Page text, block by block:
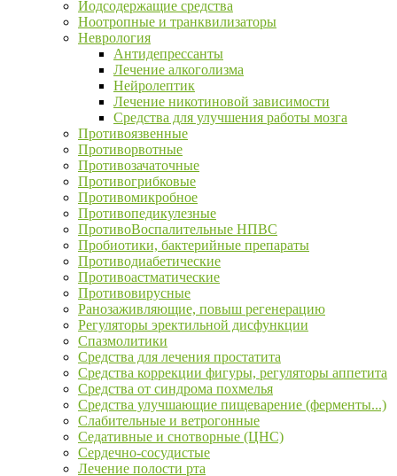
Йодсодержащие средства
Ноотропные и транквилизаторы
Неврология
Антидепрессанты
Лечение алкоголизма
Нейролептик
Лечение никотиновой зависимости
Средства для улучшения работы мозга
Противоязвенные
Противорвотные
Противозачаточные
Противогрибковые
Противомикробное
Противопедикулезные
ПротивоВоспалительные НПВС
Пробиотики, бактерийные препараты
Противодиабетические
Противоастматические
Противовирусные
Ранозаживляющие, повыш регенерацию
Регуляторы эректильной дисфункции
Спазмолитики
Средства для лечения простатита
Средства коррекции фигуры, регуляторы аппетита
Средства от синдрома похмелья
Средства улучшающие пищеварение (ферменты...)
Слабительные и ветрогонные
Седативные и снотворные (ЦНС)
Сердечно-сосудистые
Лечение полости рта